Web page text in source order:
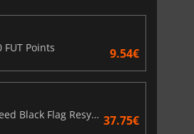
Madden NFL 26 Points
FUT Points
9.54€
Assassin's Creed Black Flag Resynced 37.75€